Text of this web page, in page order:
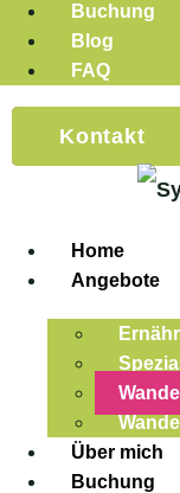
Buchung
Blog
FAQ
Kontakt
Home
Angebote
Über mich
Buchung